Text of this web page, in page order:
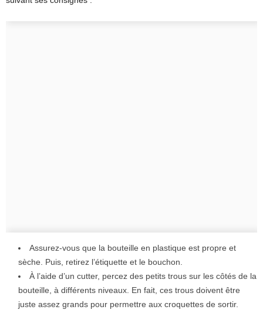
Assurez-vous que la bouteille en plastique est propre et
sèche. Puis, retirez l’étiquette et le bouchon.
À l’aide d’un cutter, percez des petits trous sur les côtés de la
bouteille, à différents niveaux. En fait, ces trous doivent être
juste assez grands pour permettre aux croquettes de sortir.